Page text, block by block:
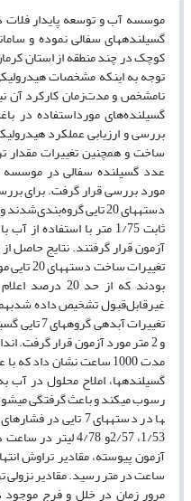
موسسه آب و توسعه پایدار
گسیلنده­های سفالی نموده و
کوچک در چند منطقه از استان
توجه به اینکه مشخصات
نامشخص و مدت‌زمان کارکرد آن
گسیلنده‌های مورداستفاده در
بررسی و ارزیابی عملکرد
عدد گسیلنده سفالی در
مورد بررسی قرار گرفت. برای
دسته­های 20 تایی
آزمون قرار گرفتند. نتایج حاصل
غیرقابل‌قبول تشخیص داده
و 2 متر مورد آزمون قرار گرفت.
مدت 1000 ساعت نشان داد
گسیلنده­ها، املاح محلول در آب
ساعت در متر رسید. مقادیر نزولی
‌مرور زمان در خلل و فرج